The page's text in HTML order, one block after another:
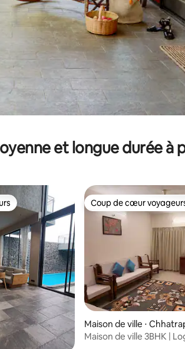
et longue durée à
commentaires : 4,89 sur 5
Coup de cœur
Coup de cœur
Maison de ville ⋅
ambhaji Nagar
Maison de ville 3BHK |